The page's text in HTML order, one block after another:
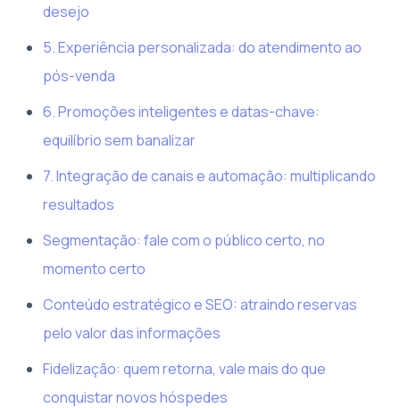
desejo
5. Experiência personalizada: do atendimento ao
pós-venda
6. Promoções inteligentes e datas-chave:
equilíbrio sem banalizar
7. Integração de canais e automação: multiplicando
resultados
Segmentação: fale com o público certo, no
momento certo
Conteúdo estratégico e SEO: atraindo reservas
pelo valor das informações
Fidelização: quem retorna, vale mais do que
conquistar novos hóspedes